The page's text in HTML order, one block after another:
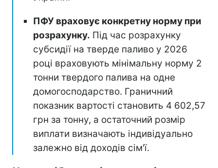
ПФУ враховує конкретну норму при
розрахунку. Під час розрахунку
субсидії на тверде паливо у 2026
році враховують мінімальну норму 2
тонни твердого палива на одне
домогосподарство. Граничний
показник вартості становить 4 602,57
грн за тонну, а остаточний розмір
виплати визначають індивідуально
залежно від доходів сім'ї.